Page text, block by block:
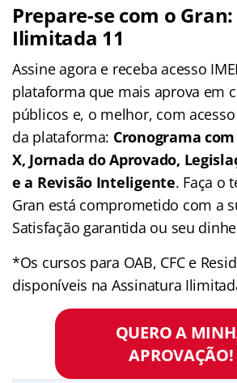
Prepare-se com o
Ilimitada 11
Assine agora e receba acesso
plataforma que mais aprova em
públicos e, o melhor, com
da plataforma: Cronograma
X, Jornada do Aprovado,
e a Revisão Inteligente. Faça o
Gran está comprometido com a
Satisfação garantida ou seu
*Os cursos para OAB, CFC e
disponíveis na Assinatura
QUERO A
APROVAÇÃO!